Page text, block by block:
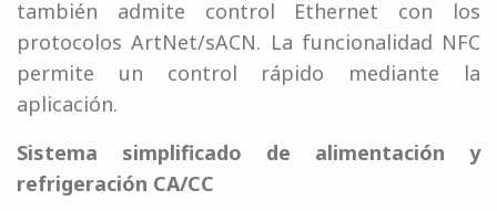
también admite control Ethernet con los
protocolos ArtNet/sACN. La funcionalidad NFC
permite un control rápido mediante la
aplicación.
Sistema simplificado de alimentación y
refrigeración CA/CC